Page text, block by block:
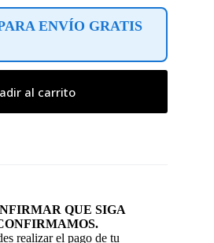
ENVÍO GRATIS
al carrito
QUE SIGA
realizar el pago de tu